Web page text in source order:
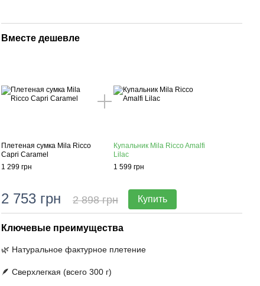
Вместе дешевле
Плетеная сумка Mila Ricco
Capri Caramel
1 299 грн
Купальник Mila Ricco Amalfi
Lilac
1 599 грн
2 753 грн 2 898 грн Купить
Ключевые преимущества
🌿 Натуральное фактурное плетение
🪶 Сверхлегкая (всего 300 г)